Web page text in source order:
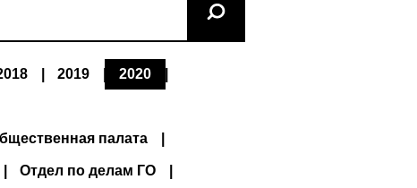
2019 2020
палата
Отдел по делам ГО